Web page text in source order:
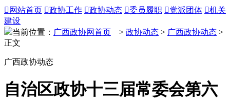
 网站首页 政协工作 政协动态 委员履职 党派团体 机关
建设
当前位置： 广西政协网首页 > 政协动态 > 广西政协动态 >
正文
广西政协动态
自治区政协十三届常委会第六